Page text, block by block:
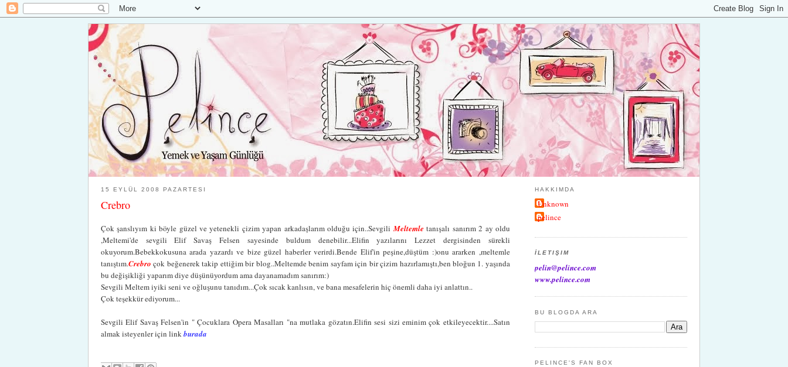
15 EYLÜL 2008 PAZARTESI
Crebro
Çok şanslıyım ki böyle güzel ve yetenekli çizim yapan arkadaşlarım olduğu için..SevgiliMeltemle tanışalı sanırım 2 ay oldu
,Meltemi'de sevgili Elif Savaş Felsen sayesinde buldum denebilir...Elifin yazılarını Lezzet dergisinden sürekli
okuyorum.Bebekkokusuna arada yazardı ve bize güzel haberler verirdi.Bende Elif'in peşine,düştüm :)onu ararken ,meltemle
tanıştım.Crebro çok beğenerek takip ettiğim bir blog..Meltemde benim sayfam için bir çizim hazırlamıştı,ben bloğun 1. yaşında
bu değişikliği yaparım diye düşünüyordum ama dayanamadım sanırım:)
Sevgili Meltem iyiki seni ve oğluşunu tanıdım...Çok sıcak kanlısın, ve bana mesafelerin hiç önemli daha iyi anlattın..
Çok teşekkür ediyorum...
Sevgili Elif Savaş Felsen'in " Çocuklara Opera Masalları "na mutlaka gözatın.Elifin sesi sizi eminim çok etkileyecektir....Satın
almak isteyenler için linkburada
HAKKIMDA
Unknown
pelince
İLETIŞIM
pelin@pelince.com
www.pelince.com
BU BLOGDA ARA
PELINCE'S FAN BOX